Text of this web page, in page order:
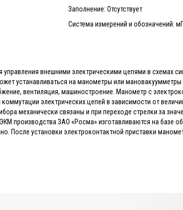
Заполнение: Отсутствует
Система измерений и обозначений:
внешними электрическими цепями в схемах
устанавливаться на манометры или
вентиляция, машиностроение. Манометр с
электрических цепей в зависимости от
механически связаны и при переходе стрелки за
производства ЗАО «Росма» изготавливаются на базе
После установки электроконтактной приставки